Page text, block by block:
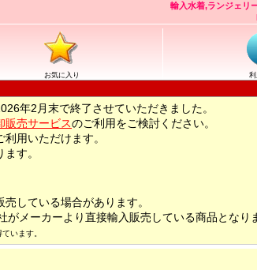
輸入水着,ランジェリ
お気に入り
年2月末で終了させていただきました。
販売サービスのご利用をご検討ください。
利用いただけます。
す。
している場合があります。
がメーカーより直接輸入販売している商品となり
います。